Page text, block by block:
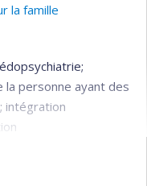
la famille
personne ayant des
intégration